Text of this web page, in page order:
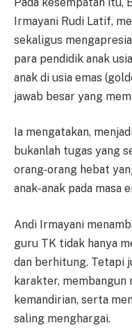
Irmayani Rudi Latif,
sekaligus
para pendidik anak
anak di usia emas
jawab besar yang
Ia mengatakan,
bukanlah tugas yang
orang-orang hebat
anak-anak pada masa
Andi Irmayani
guru TK tidak hanya
dan berhitung. Tetapi
karakter,
kemandirian, serta
saling menghargai.